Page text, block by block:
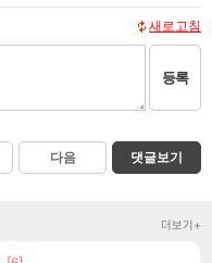
새로고침
등록
다음 댓글보기
더보기+